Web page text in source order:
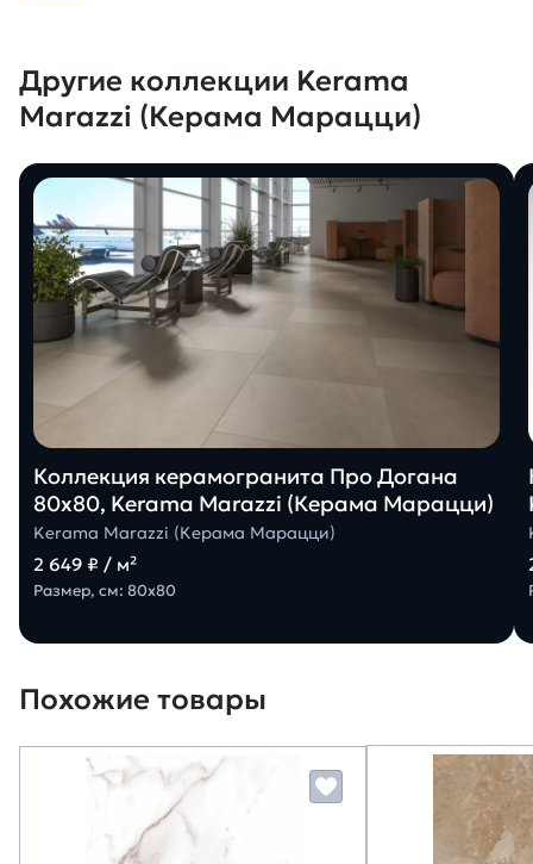
Другие коллекции Kerama
Marazzi (Керама Марацци)
Коллекция керамогранита Про Догана
80х80, Kerama Marazzi (Керама Марацци)
Kerama Marazzi (Керама Марацци)
2 649 ₽ / м²
Размер, см: 80х80
Похожие товары